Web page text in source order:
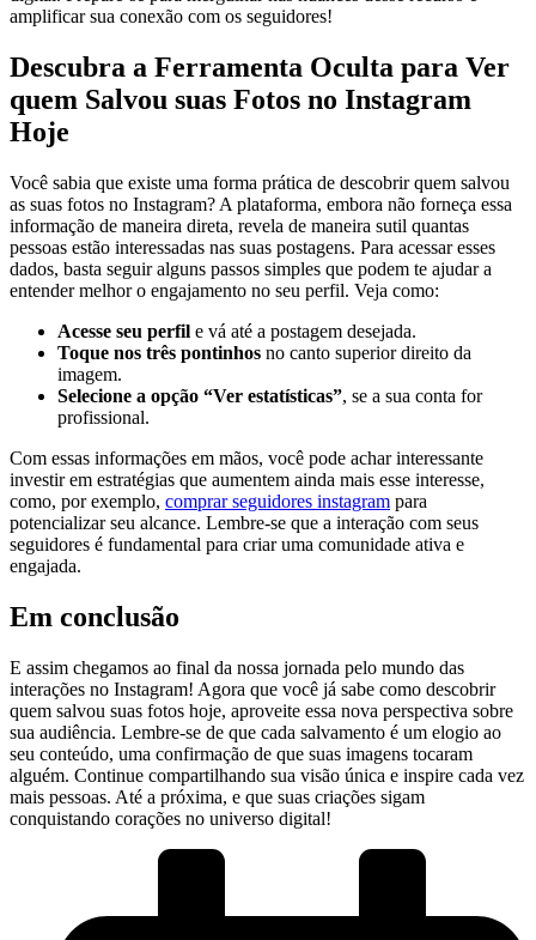
amplificar sua ​conexão com os seguidores!
Descubra ⁤a‍ Ferramenta⁢ Oculta para Ver‌
quem Salvou suas Fotos no Instagram
Hoje
Você‍ sabia que existe uma forma prática de descobrir quem salvou
as suas fotos ‍no ⁤Instagram? A plataforma, embora não forneça essa
informação de maneira ⁢direta, revela de maneira sutil ⁢quantas
pessoas ⁣estão interessadas⁣ nas suas postagens. Para acessar esses
‍dados, ⁣basta seguir alguns passos simples que podem te ajudar a
entender melhor o engajamento no⁣ seu perfil. Veja como:
Acesse seu perfil e vá até a postagem ‌desejada.
Toque nos três pontinhos no⁤ canto superior ⁣direito da
‍imagem.
Selecione ‍a opção “Ver estatísticas”,‌ se a sua conta for
profissional.
Com essas‍ informações ​em mãos, você pode achar​ interessante
investir‍ em ⁣estratégias⁤ que aumentem ainda mais esse interesse,
como, por exemplo, comprar seguidores instagram para
potencializar seu alcance. Lembre-se que​ a‌ interação com⁢ seus
seguidores⁤ é​ fundamental para criar uma comunidade ativa⁢ e⁢
engajada.
Em conclusão
E assim chegamos ao ⁤final da nossa ‌jornada pelo mundo das
interações no​ Instagram!⁢ Agora que você já​ sabe⁤ como⁤ descobrir
quem salvou suas fotos hoje,⁤ aproveite essa ⁣nova‍ perspectiva‌ sobre ​
sua ⁢audiência. Lembre-se de que ⁤cada salvamento é ⁤um elogio ​ao
seu conteúdo, uma confirmação de ⁣que suas imagens tocaram
alguém. Continue compartilhando ‍sua visão única e inspire cada vez
mais pessoas.‍ Até ⁣a ​próxima,‍ e que suas criações sigam
‌conquistando corações ‌no universo digital!